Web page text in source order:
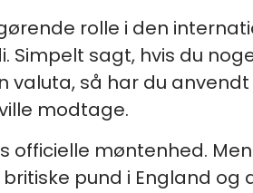
rolle i den
Simpelt sagt, hvis du
valuta, så har du
modtage.
officielle møntenhed.
pund i England